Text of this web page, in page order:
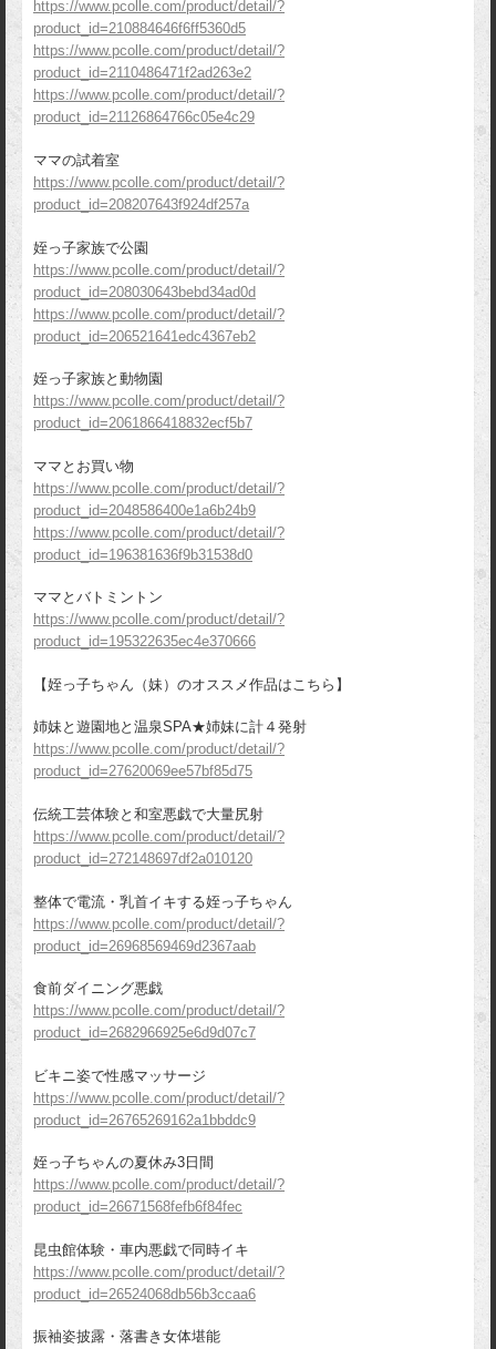
https://www.pcolle.com/product/detail/?
product_id=210884646f6ff5360d5
https://www.pcolle.com/product/detail/?
product_id=2110486471f2ad263e2
https://www.pcolle.com/product/detail/?
product_id=21126864766c05e4c29
ママの試着室
https://www.pcolle.com/product/detail/?
product_id=208207643f924df257a
姪っ子家族で公園
https://www.pcolle.com/product/detail/?
product_id=208030643bebd34ad0d
https://www.pcolle.com/product/detail/?
product_id=206521641edc4367eb2
姪っ子家族と動物園
https://www.pcolle.com/product/detail/?
product_id=2061866418832ecf5b7
ママとお買い物
https://www.pcolle.com/product/detail/?
product_id=2048586400e1a6b24b9
https://www.pcolle.com/product/detail/?
product_id=196381636f9b31538d0
ママとバトミントン
https://www.pcolle.com/product/detail/?
product_id=195322635ec4e370666
【姪っ子ちゃん（妹）のオススメ作品はこちら】
姉妹と遊園地と温泉SPA★姉妹に計４発射
https://www.pcolle.com/product/detail/?
product_id=27620069ee57bf85d75
伝統工芸体験と和室悪戯で大量尻射
https://www.pcolle.com/product/detail/?
product_id=272148697df2a010120
整体で電流・乳首イキする姪っ子ちゃん
https://www.pcolle.com/product/detail/?
product_id=26968569469d2367aab
食前ダイニング悪戯
https://www.pcolle.com/product/detail/?
product_id=2682966925e6d9d07c7
ビキニ姿で性感マッサージ
https://www.pcolle.com/product/detail/?
product_id=26765269162a1bbddc9
姪っ子ちゃんの夏休み3日間
https://www.pcolle.com/product/detail/?
product_id=26671568fefb6f84fec
昆虫館体験・車内悪戯で同時イキ
https://www.pcolle.com/product/detail/?
product_id=26524068db56b3ccaa6
振袖姿披露・落書き女体堪能